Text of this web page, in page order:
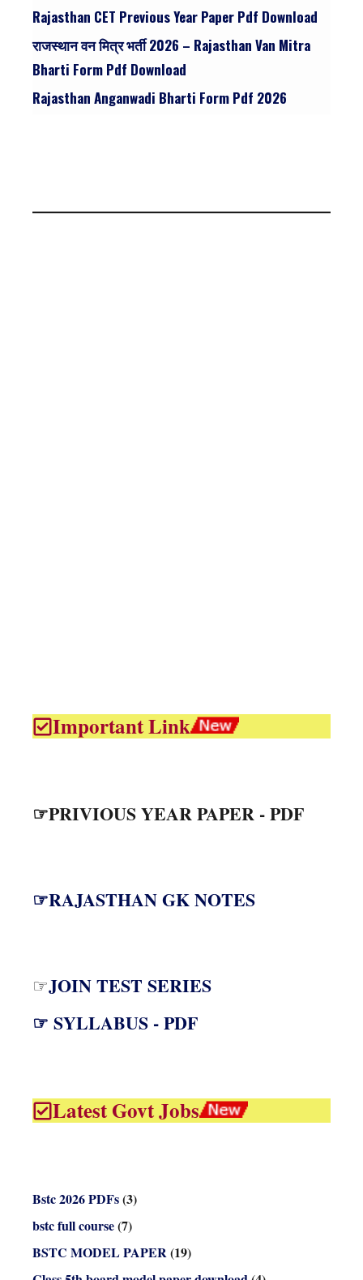
Rajasthan CET Previous Year Paper Pdf Download
राजस्थान वन मित्र भर्ती 2026 – Rajasthan Van Mitra
Bharti Form Pdf Download
Rajasthan Anganwadi Bharti Form Pdf 2026
Important Link
☞PRIVIOUS YEAR PAPER - PDF
☞RAJASTHAN GK NOTES
☞JOIN TEST SERIES
☞ SYLLABUS - PDF
Latest Govt Jobs
Bstc 2026 PDFs(3)
bstc full course(7)
BSTC MODEL PAPER(19)